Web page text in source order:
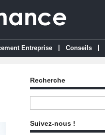
Entreprise Conseils
Recherche
Suivez-nous !